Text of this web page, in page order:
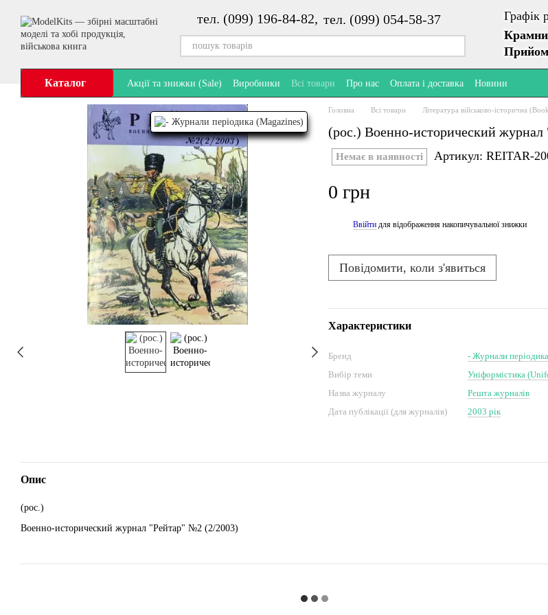
тел. (099) 196-84-82, тел. (099) 054-58-37
Графік
Прийом
Каталог Акції та знижки (Sale) Виробники Всі товари Про нас Оплата і доставка Новини
Головна Всі товари Література військово-історична
(рос.) Военно-исторический
Немає в наявності Артикул: REITAR-
0 грн
Ввійти для відображення накопичувальної знижки
Повідомити, коли з'явиться
Характеристики
Бренд
- Журнали
Вибір теми
Уніформістика
Назва журналу
Решта журналів
Дата публікації (для журналів)
2003 рік
Опис
(рос.)
Военно-исторический журнал "Рейтар" №2 (2/2003)